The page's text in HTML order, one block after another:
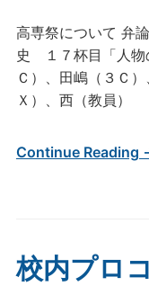
高専祭について 弁
史 １７杯目「人物
Ｃ）、田嶋（３Ｃ
Ｘ）、西（教員）
Continue Reading
校内プロ